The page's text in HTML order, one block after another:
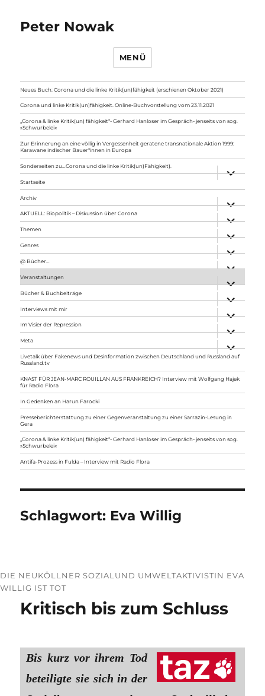
Peter Nowak
MENÜ
Neues Buch: Corona und die linke Kritik(un)fähigkeit (erschienen Oktober 2021)
Corona und linke Kritik(un)fähigkeit. Online-Buchvorstellung vom 23.11.2021
„Corona & linke Kritik(un) fähigkeit“- Gerhard Hanloser im Gespräch- jenseits von sog.
»Schwurbelei«
Zur Erinnerung an eine völlig in Vergessenheit geratene transnationale Aktion 1999:
Karawane indischer Bauer*innen in Europa
Sonderseiten zu…Corona und die linke Kritik(un)Fähigkeit).
anzeigen
Startseite
Archiv
anzeigen
AKTUELL: Biopolitik – Diskussion über Corona
anzeigen
Themen
anzeigen
Genres
anzeigen
@ Bücher…
Veranstaltungen
anzeigen
Bücher & Buchbeiträge
anzeigen
Interviews mit mir
anzeigen
Im Visier der Repression
anzeigen
Meta
anzeigen
Livetalk über Fakenews und Desinformation zwischen Deutschland und Russland auf
Russland.tv
KNAST FÜR JEAN-MARC ROUILLAN AUS FRANKREICH? Interview mit Wolfgang Hajek
für Radio Flora
In Gedenken an Harun Farocki
Presseberichterstattung zu einer Gegenveranstaltung zu einer Sarrazin-Lesung in
Gera
„Corona & linke Kritik(un) fähigkeit“- Gerhard Hanloser im Gespräch- jenseits von sog.
»Schwurbelei«
Antifa-Prozess in Fulda – Interview mit Radio Flora
Schlagwort: Eva Willig
DIE NEUKÖLLNER SOZIALUND UMWELTAKTIVISTIN EVA
WILLIG IST TOT
Kritisch bis zum Schluss
Bis kurz vor ihrem Tod
beteiligte sie sich in der